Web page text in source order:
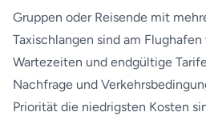
Gruppen oder Reisende mit
Taxischlangen sind am
Wartezeiten und endgültige
Nachfrage und
Priorität die niedrigsten Kosten